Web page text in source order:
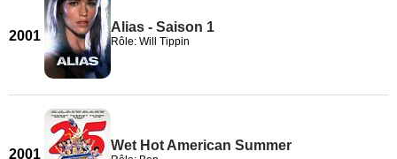
2001
Alias - Saison 1
Rôle: Will Tippin
2001
Wet Hot American Summer